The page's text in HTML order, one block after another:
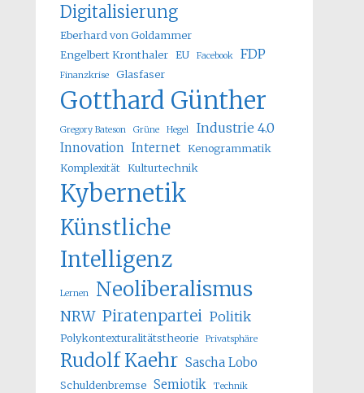
Digitalisierung
Eberhard von Goldammer
Engelbert Kronthaler EU Facebook FDP
Finanzkrise Glasfaser
Gotthard Günther
Gregory Bateson Grüne Hegel Industrie 4.0
Innovation Internet Kenogrammatik
Komplexität Kulturtechnik
Kybernetik
Künstliche
Intelligenz
Lernen Neoliberalismus
NRW Piratenpartei Politik
Polykontexturalitätstheorie Privatsphäre
Rudolf Kaehr Sascha Lobo
Schuldenbremse Semiotik
Technik